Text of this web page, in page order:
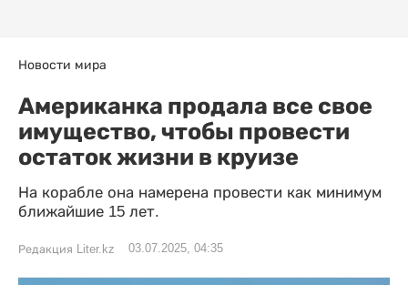
Новости мира
Американка продала все свое
имущество, чтобы провести
остаток жизни в круизе
На корабле она намерена провести как минимум
ближайшие 15 лет.
Редакция Liter.kz 03.07.2025, 04:35